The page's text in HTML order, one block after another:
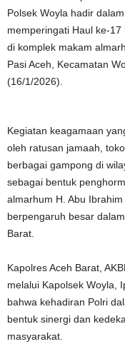
Polsek Woyla hadir
memperingati Haul ke-
di komplek makam
Pasi Aceh, Kecamatan
(16/1/2026).
Kegiatan keagamaan
oleh ratusan jamaah,
berbagai gampong di
sebagai bentuk
almarhum H. Abu
berpengaruh besar
Barat.
Kapolres Aceh Barat,
melalui Kapolsek Woyla,
bahwa kehadiran Polri
bentuk sinergi dan
masyarakat.